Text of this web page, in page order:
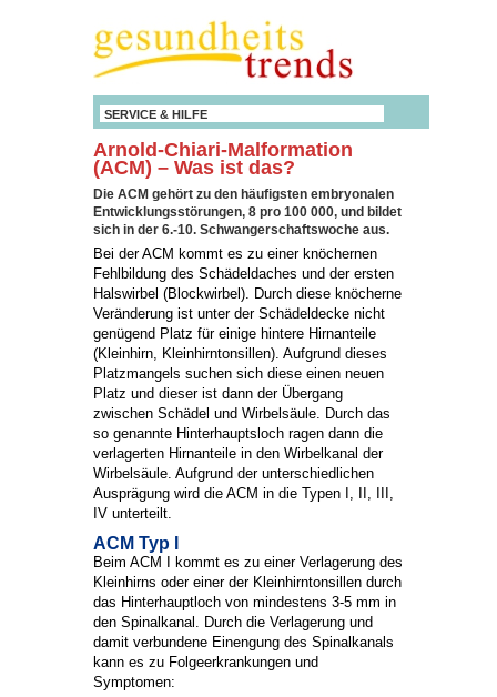
SERVICE & HILFE
Arnold-Chiari-Malformation
(ACM) – Was ist das?
Die ACM gehört zu den häufigsten embryonalen
Entwicklungsstörungen, 8 pro 100 000, und bildet
sich in der 6.-10. Schwangerschaftswoche aus.
Bei der ACM kommt es zu einer knöchernen
Fehlbildung des Schädeldaches und der ersten
Halswirbel (Blockwirbel). Durch diese knöcherne
Veränderung ist unter der Schädeldecke nicht
genügend Platz für einige hintere Hirnanteile
(Kleinhirn, Kleinhirntonsillen). Aufgrund dieses
Platzmangels suchen sich diese einen neuen
Platz und dieser ist dann der Übergang
zwischen Schädel und Wirbelsäule. Durch das
so genannte Hinterhauptsloch ragen dann die
verlagerten Hirnanteile in den Wirbelkanal der
Wirbelsäule. Aufgrund der unterschiedlichen
Ausprägung wird die ACM in die Typen I, II, III,
IV unterteilt.
ACM Typ I
Beim ACM I kommt es zu einer Verlagerung des
Kleinhirns oder einer der Kleinhirntonsillen durch
das Hinterhauptloch von mindestens 3-5 mm in
den Spinalkanal. Durch die Verlagerung und
damit verbundene Einengung des Spinalkanals
kann es zu Folgeerkrankungen und
Symptomen: